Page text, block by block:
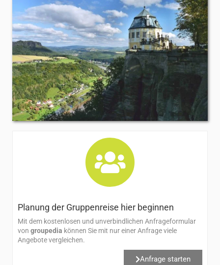
Planung der Gruppenreise hier beginnen​
Mit dem kostenlosen und unverbindlichen Anfrageformular
von groupedia können Sie mit nur einer Anfrage viele
Angebote vergleichen.
Anfrage starten